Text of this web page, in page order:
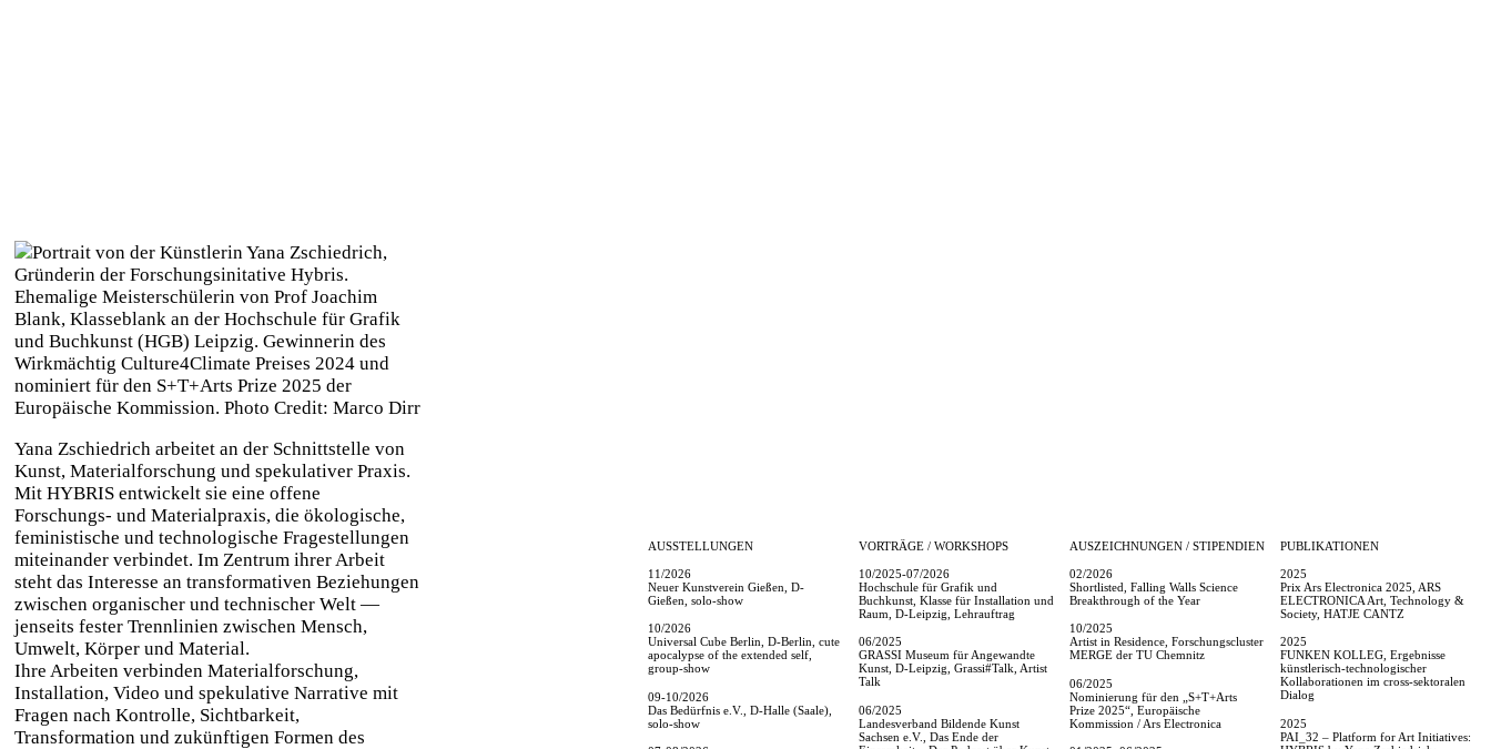
Yana Zschiedrich arbeitet an der Schnittstelle von
Kunst, Materialforschung und spekulativer Praxis.
Mit HYBRIS entwickelt sie eine offene
Forschungs- und Materialpraxis, die ökologische,
feministische und technologische Fragestellungen
miteinander verbindet. Im Zentrum ihrer Arbeit
steht das Interesse an transformativen Beziehungen
zwischen organischer und technischer Welt —
jenseits fester Trennlinien zwischen Mensch,
Umwelt, Körper und Material.
Ihre Arbeiten verbinden Materialforschung,
Installation, Video und spekulative Narrative mit
Fragen nach Kontrolle, Sichtbarkeit,
Transformation und zukünftigen Formen des
AUSSTELLUNGEN
11/2026
Neuer Kunstverein Gießen, D-
Gießen, solo-show
10/2026
Universal Cube Berlin, D-Berlin, cute
apocalypse of the extended self,
group-show
09-10/2026
Das Bedürfnis e.V., D-Halle (Saale),
solo-show
VORTRÄGE / WORKSHOPS
10/2025-07/2026
Hochschule für Grafik und
Buchkunst, Klasse für Installation und
Raum, D-Leipzig, Lehrauftrag
06/2025
GRASSI Museum für Angewandte
Kunst, D-Leipzig, Grassi#Talk, Artist
Talk
06/2025
Landesverband Bildende Kunst
Sachsen e.V., Das Ende der
AUSZEICHNUNGEN / STIPENDIEN
02/2026
Shortlisted, Falling Walls Science
Breakthrough of the Year
10/2025
Artist in Residence, Forschungscluster
MERGE der TU Chemnitz
06/2025
Nominierung für den „S+T+Arts
Prize 2025“, Europäische
Kommission / Ars Electronica
PUBLIKATIONEN
2025
Prix Ars Electronica 2025, ARS
ELECTRONICA Art, Technology &
Society, HATJE CANTZ
2025
FUNKEN KOLLEG, Ergebnisse
künstlerisch-technologischer
Kollaborationen im cross-sektoralen
Dialog
2025
PAI_32 – Platform for Art Initiatives: